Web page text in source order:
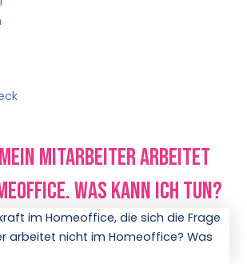
Mitarbeiter arbeitet
Was kann ich tun?